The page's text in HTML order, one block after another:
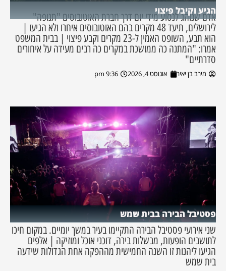
הגיע וקיבל פיצוי
אדם שנוהג לנסוע מידי יום דרך חברת האוטובוסים "תנופה"
לירושלים, תיעד 48 מקרים בהם האוטובוסים איחרו ולא הגיעו |
הוא תבע, השופט האמין ל-23 מקרים וקבע פיצוי | בבית המשפט
אמרו: "המתנה כה ממושכת במקרים כה רבים מעידה על איחורים
סדרתיים"
מירב בן יאיר אוגוסט 4, 2026 9:36 pm
פסטיבל הבירה בבית שמש
שני אירועי פסטיבל הבירה התקיימו בעיר במשך יומיים. במקום חיכו
לתושבים הופעות, מבשלות בירה, דוכני אוכל ומוזיקה | אלפים
הגיעו ליהנות זו השנה החמישית מההפקה אחת הגדולות שידעה
בית שמש